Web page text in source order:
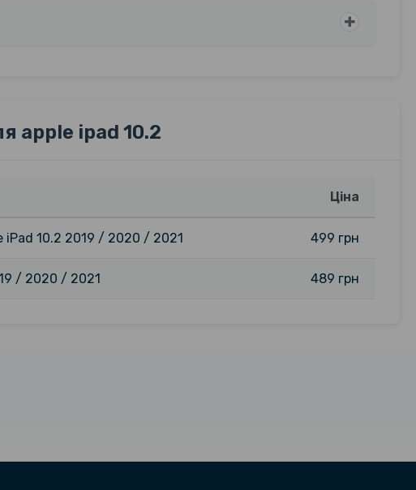
apple ipad 10.2
Ціна
iPad 10.2 2019 / 2020 / 2021 499 грн
/ 2020 / 2021 489 грн